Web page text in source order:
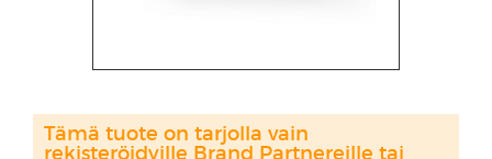
Tämä tuote on tarjolla vain
rekisteröidyille Brand Partnereille tai